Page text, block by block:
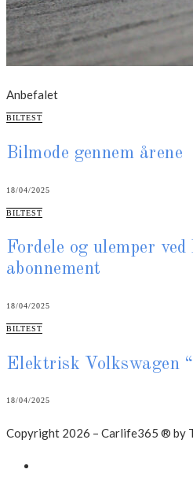
Anbefalet
CATEGORIES
BILTEST
Bilmode gennem årene
18/04/2025
CATEGORIES
BILTEST
Fordele og ulemper
abonnement
18/04/2025
CATEGORIES
BILTEST
Elektrisk Volkswagen
18/04/2025
Copyright 2026 – Carlife365 ® by